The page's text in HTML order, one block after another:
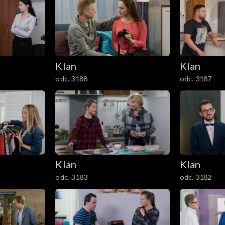
Klan
odc. 3188
Klan
odc. 3187
Klan
odc. 3183
Klan
odc. 3182